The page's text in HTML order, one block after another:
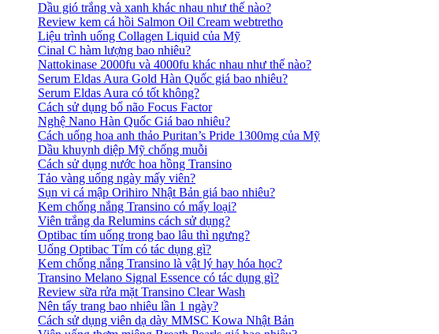
Dầu gió trắng và xanh khác nhau như thế nào?
Review kem cá hồi Salmon Oil Cream webtretho
Liệu trình uống Collagen Liquid của Mỹ
Cinal C hàm lượng bao nhiêu?
Nattokinase 2000fu và 4000fu khác nhau như thế nào?
Serum Eldas Aura Gold Hàn Quốc giá bao nhiêu?
Serum Eldas Aura có tốt không?
Cách sử dụng bổ não Focus Factor
Nghệ Nano Hàn Quốc Giá bao nhiêu?
Cách uống hoa anh thảo Puritan’s Pride 1300mg của Mỹ
Dầu khuynh diệp Mỹ chống muỗi
Cách sử dụng nước hoa hồng Transino
Tảo vàng uống ngày mấy viên?
Sụn vi cá mập Orihiro Nhật Bản giá bao nhiêu?
Kem chống nắng Transino có mấy loại?
Viên trắng da Relumins cách sử dụng?
Optibac tím uống trong bao lâu thì ngưng?
Uống Optibac Tím có tác dụng gì?
Kem chống nắng Transino là vật lý hay hóa học?
Transino Melano Signal Essence có tác dụng gì?
Review sữa rửa mặt Transino Clear Wash
Nên tẩy trang bao nhiêu lần 1 ngày?
Cách sử dụng viên dạ dày MMSC Kowa Nhật Bản